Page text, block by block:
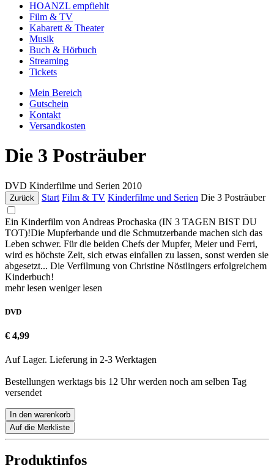
HOANZL empfiehlt
Film & TV
Kabarett & Theater
Musik
Buch & Hörbuch
Streaming
Tickets
Mein Bereich
Gutschein
Kontakt
Versandkosten
Die 3 Posträuber
DVD Kinderfilme und Serien 2010
Zurück Start Film & TV Kinderfilme und Serien Die 3 Posträuber
Ein Kinderfilm von Andreas Prochaska (IN 3 TAGEN BIST DU
TOT)!Die Mupferbande und die Schmutzerbande machen sich das
Leben schwer. Für die beiden Chefs der Mupfer, Meier und Ferri,
wird es höchste Zeit, sich etwas einfallen zu lassen, sonst werden sie
abgesetzt... Die Verfilmung von Christine Nöstlingers erfolgreichem
Kinderbuch!
mehr lesen weniger lesen
DVD
€ 4,99
Auf Lager. Lieferung in 2-3 Werktagen
Bestellungen werktags bis 12 Uhr werden noch am selben Tag
versendet
In den warenkorb
Auf die Merkliste
Produktinfos